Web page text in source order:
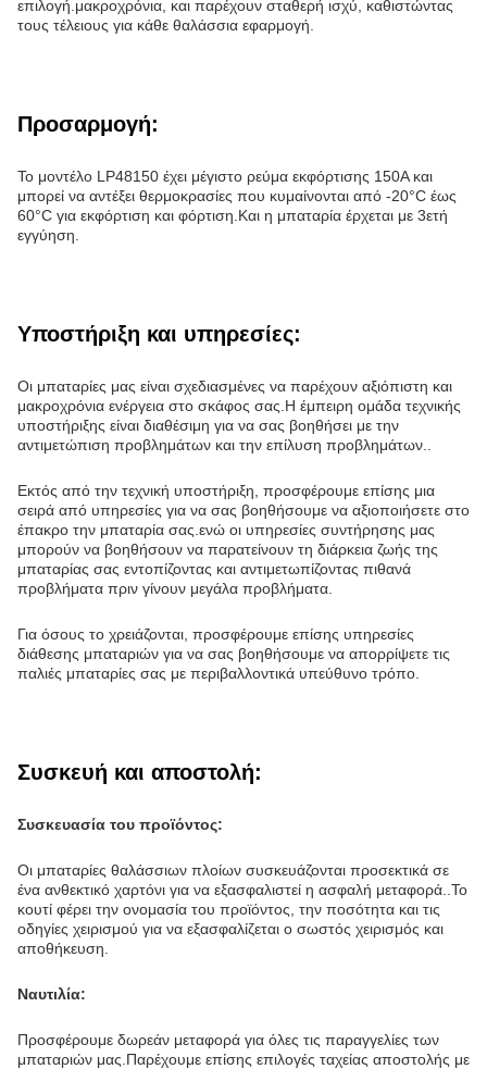
επιλογή.μακροχρόνια, και παρέχουν σταθερή ισχύ, καθιστώντας
τους τέλειους για κάθε θαλάσσια εφαρμογή.
Προσαρμογή:
Το μοντέλο LP48150 έχει μέγιστο ρεύμα εκφόρτισης 150A και
μπορεί να αντέξει θερμοκρασίες που κυμαίνονται από -20°C έως
60°C για εκφόρτιση και φόρτιση.Και η μπαταρία έρχεται με 3ετή
εγγύηση.
Υποστήριξη και υπηρεσίες:
Οι μπαταρίες μας είναι σχεδιασμένες να παρέχουν αξιόπιστη και
μακροχρόνια ενέργεια στο σκάφος σας.Η έμπειρη ομάδα τεχνικής
υποστήριξης είναι διαθέσιμη για να σας βοηθήσει με την
αντιμετώπιση προβλημάτων και την επίλυση προβλημάτων..
Εκτός από την τεχνική υποστήριξη, προσφέρουμε επίσης μια
σειρά από υπηρεσίες για να σας βοηθήσουμε να αξιοποιήσετε στο
έπακρο την μπαταρία σας.ενώ οι υπηρεσίες συντήρησης μας
μπορούν να βοηθήσουν να παρατείνουν τη διάρκεια ζωής της
μπαταρίας σας εντοπίζοντας και αντιμετωπίζοντας πιθανά
προβλήματα πριν γίνουν μεγάλα προβλήματα.
Για όσους το χρειάζονται, προσφέρουμε επίσης υπηρεσίες
διάθεσης μπαταριών για να σας βοηθήσουμε να απορρίψετε τις
παλιές μπαταρίες σας με περιβαλλοντικά υπεύθυνο τρόπο.
Συσκευή και αποστολή:
Συσκευασία του προϊόντος:
Οι μπαταρίες θαλάσσιων πλοίων συσκευάζονται προσεκτικά σε
ένα ανθεκτικό χαρτόνι για να εξασφαλιστεί η ασφαλή μεταφορά..Το
κουτί φέρει την ονομασία του προϊόντος, την ποσότητα και τις
οδηγίες χειρισμού για να εξασφαλίζεται ο σωστός χειρισμός και
αποθήκευση.
Ναυτιλία:
Προσφέρουμε δωρεάν μεταφορά για όλες τις παραγγελίες των
μπαταριών μας.Παρέχουμε επίσης επιλογές ταχείας αποστολής με